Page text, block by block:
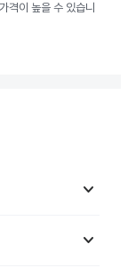
격이 높을 수 있습니
keyboard_arrow_down
keyboard_arrow_down